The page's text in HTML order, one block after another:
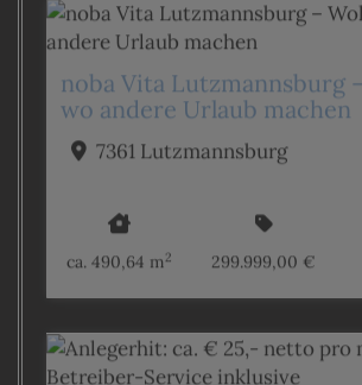
noba Vita Lutzmannsburg
wo andere Urlaub machen
7361 Lutzmannsburg
ca. 490,64 m 2 299.999,00 €